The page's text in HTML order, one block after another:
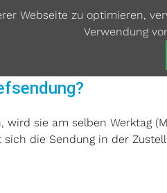
wird sie am selben Werktag
die Sendung in der
Webseite zu optimieren,
Verwendung